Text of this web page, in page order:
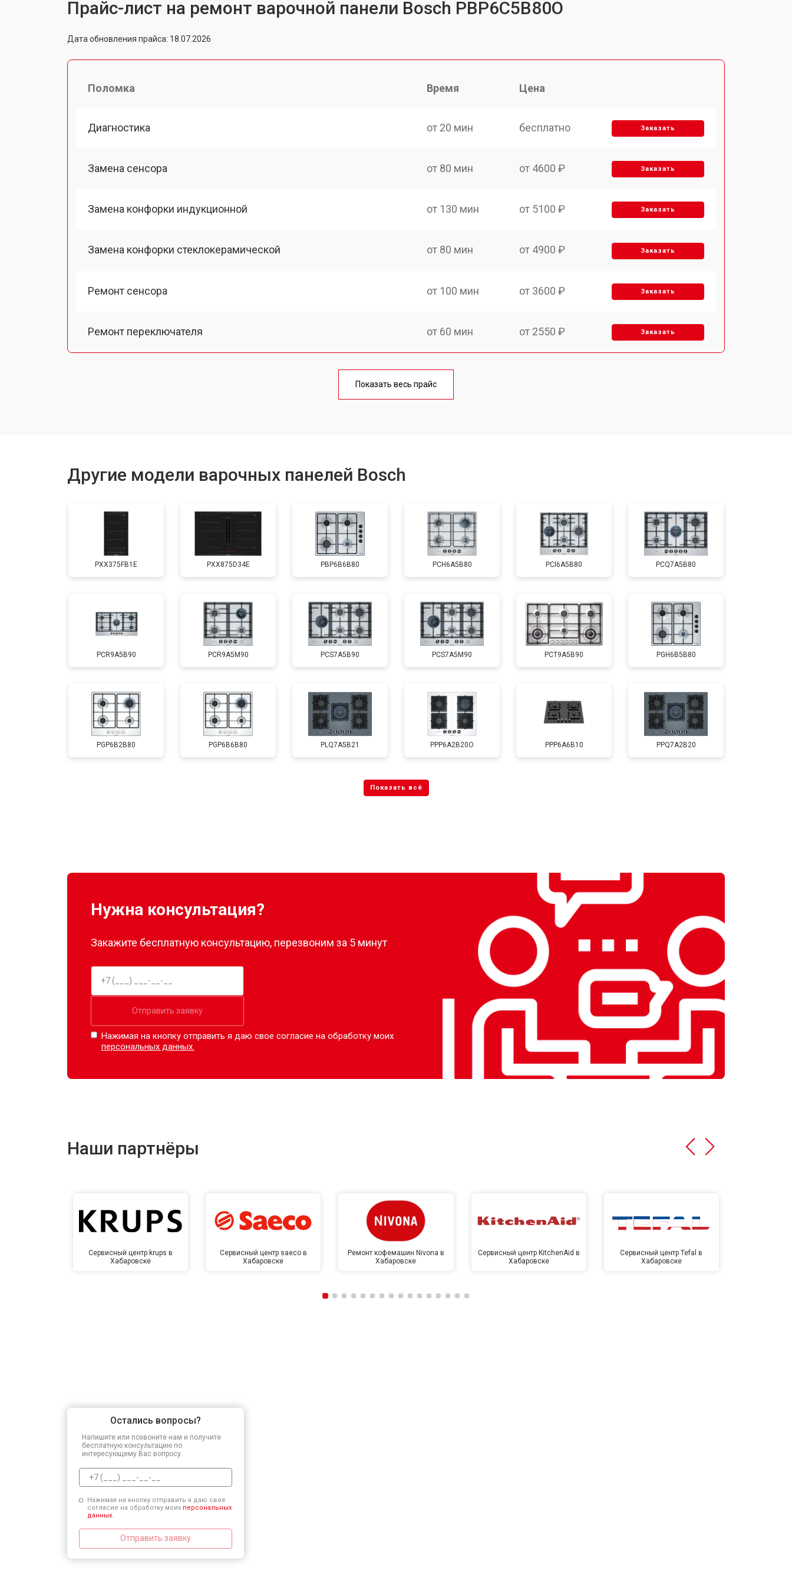
Прайс-лист на ремонт варочной панели Bosch PBP6C5B80O
Дата обновления прайса: 18.07.2026
Поломка Время Цена
Диагностика от 20 мин бесплатно Заказать
Замена сенсора от 80 мин от 4600 ₽ Заказать
Замена конфорки индукционной от 130 мин от 5100 ₽ Заказать
Замена конфорки стеклокерамической от 80 мин от 4900 ₽ Заказать
Ремонт сенсора от 100 мин от 3600 ₽ Заказать
Ремонт переключателя от 60 мин от 2550 ₽ Заказать
от 140 мин
Показать весь прайс
Другие модели варочных панелей Bosch
PXX375FB1E PXX875D34E PBP6B6B80 PCH6A5B80 PCI6A5B80 PCQ7A5B80
PCR9A5B90 PCR9A5M90 PCS7A5B90 PCS7A5M90 PCT9A5B90 PGH6B5B80
PGP6B2B80 PGP6B6B80 PLQ7A5B21 PPP6A2B20O PPP6A6B10 PPQ7A2B20
Нужна консультация?
Закажите бесплатную консультацию, перезвоним за 5 минут
Отправить заявку
Нажимая на кнопку отправить я даю свое согласие на обработку моих
персональных данных.
Наши партнёры
Сервисный центр krups в
Хабаровске
Сервисный центр saeco в
Хабаровске
Ремонт кофемашин Nivona в
Хабаровске
Сервисный центр KitchenAid в
Хабаровске
Сервисный центр Tefal в
Хабаровске
Остались вопросы?
Напишите или позвоните нам и получите
бесплатную консультацию по
интересующему Вас вопросу.
Нажимая на кнопку отправить я даю свое
согласие на обработку моих персональных
данных.
Отправить заявку